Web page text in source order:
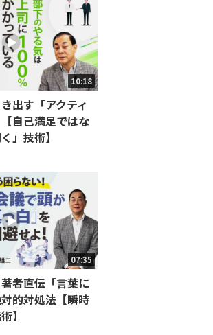
10:18
出す「アクティ
自己満足ではな
」技術】
07:35
著者直伝「言葉に
的対処法【瞬時
】